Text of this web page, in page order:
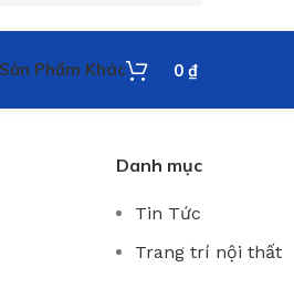
Sản Phẩm Khác 0 ₫
Danh mục
Tin Tức
Trang trí nội thất